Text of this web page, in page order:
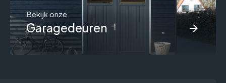
Bekijk onze
Garagedeuren